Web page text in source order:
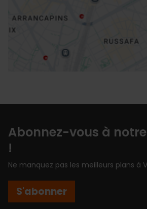
Directions
Abonnez-vous à
!
Ne manquez pas les meilleurs plans à
S'abonner